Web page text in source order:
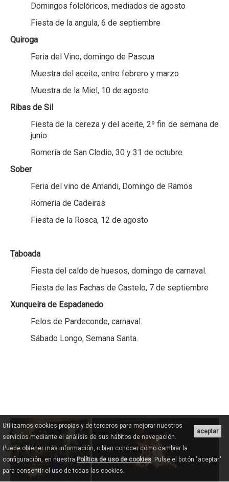
Domingos folclóricos, mediados de agosto
Fiesta de la angula, 6 de septiembre
Quiroga
Feria del Vino, domingo de Pascua
Muestra del aceite, entre febrero y marzo
Muestra de la Miel, 10 de agosto
Ribas de Sil
Fiesta de la cereza y del aceite, 2º fin de semana de
junio.
Romería de San Clodio, 30 y 31 de octubre
Sober
Feria del vino de Amandi, Domingo de Ramos
Romería de Cadeiras
Fiesta de la Rosca, 12 de agosto
Taboada
Fiesta del caldo de huesos, domingo de carnaval.
Fiesta de las Fachas de Castelo, 7 de septiembre
Xunqueira de Espadanedo
Felos de Pardeconde, carnaval.
Sábado Longo, Semana Santa.
aceptar
Utilizamos cookies propias y de terceros para mejorar nuestros
servicios mediante el análisis de sus hábitos de navegación.
Puede obtener más información, o bien conocer cómo cambiar la
configuración, en nuestra Política de uso de cookies. Pulse el botón "aceptar"
para consentir el uso de todas las cookies.